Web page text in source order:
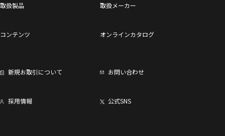
取扱製品 取扱メーカー
コンテンツ オンラインカタログ
新規お取引について お問い合わせ
採用情報 公式SNS